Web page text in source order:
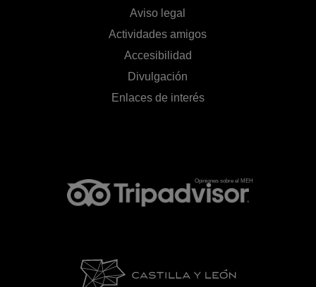
Aviso legal
Actividades amigos
Accesibilidad
Divulgación
Enlaces de interés
Opiniones sobre el MEH